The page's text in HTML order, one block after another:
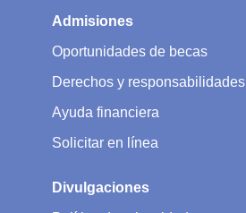
Admisiones
Oportunidades de becas
Derechos y responsabilidades
Ayuda financiera
Solicitar en línea
Divulgaciones